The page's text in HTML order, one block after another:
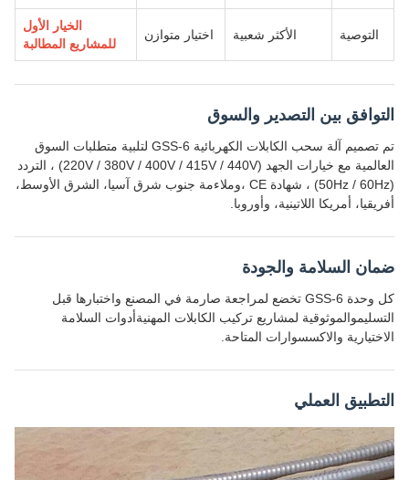
التوصية الأكثر شعبية اختيار متوازن
الخيار الأول
للمشاريع المطالبة
التوافق بين التصدير والسوق
تم تصميم آلة سحب الكابلات الكهربائية GSS-6 لتلبية متطلبات السوق
العالمية مع خيارات الجهد (220V / 380V / 400V / 415V / 440V) ، التردد
(50Hz / 60Hz) ، شهادة CE ،وملاءمة جنوب شرق آسيا، الشرق الأوسط،
أفريقيا، أمريكا اللاتينية، وأوروبا.
ضمان السلامة والجودة
كل وحدة GSS-6 تخضع لمراجعة صارمة في المصنع واختبارها قبل
التسليموالموثوقية لمشاريع تركيب الكابلات المهنيةأدوات السلامة
الاختيارية والاكسسوارات المتاحة.
التطبيق العملي